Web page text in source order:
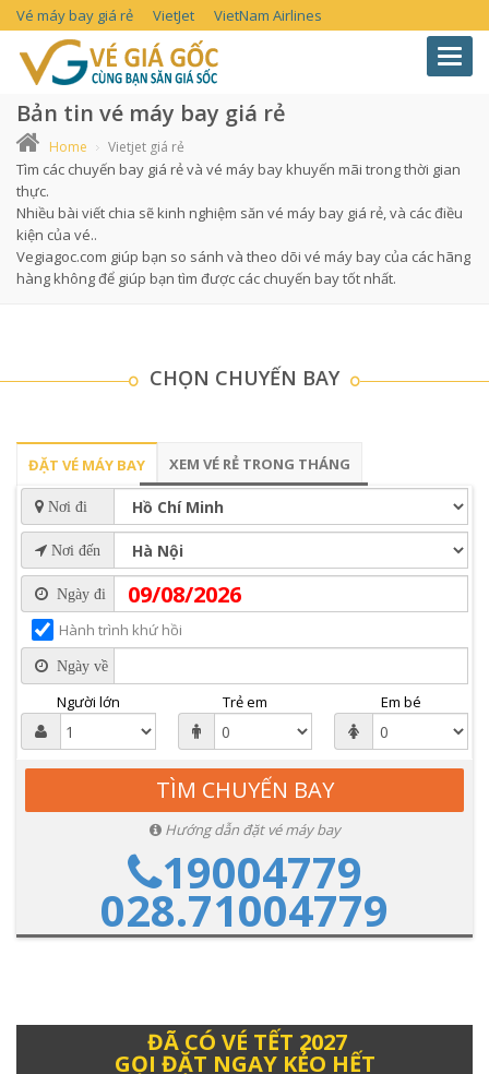
Vé máy bay giá rẻ VietJet VietNam Airlines
Bản tin vé máy bay giá rẻ
Home Vietjet giá rẻ
Tìm các chuyến bay giá rẻ và vé máy bay khuyến mãi trong thời gian
thực.
Nhiều bài viết chia sẽ kinh nghiệm săn vé máy bay giá rẻ, và các điều
kiện của vé..
Vegiagoc.com giúp bạn so sánh và theo dõi vé máy bay của các hãng
hàng không để giúp bạn tìm được các chuyến bay tốt nhất.
CHỌN CHUYẾN BAY
ĐẶT VÉ MÁY BAY XEM VÉ RẺ TRONG THÁNG
Nơi đi
Nơi đến
Ngày đi
Hành trình khứ hồi
Ngày về
Người lớn Trẻ em Em bé
Hướng dẫn đặt vé máy bay
19004779
028.71004779
ĐÃ CÓ VÉ TẾT 2027
GỌI ĐẶT NGAY KẺO HẾT